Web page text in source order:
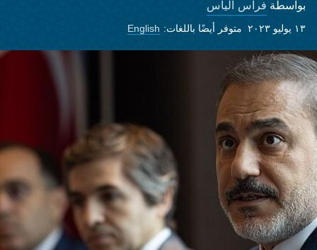
بواسطة فراس الياس
١٣ يوليو ٢٠٢٣ متوفر أيضًا باللغات: English